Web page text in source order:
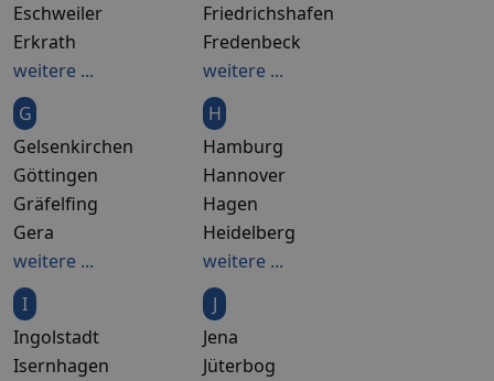
Eschweiler
Erkrath
weitere ...
Friedrichshafen
Fredenbeck
weitere ...
G
Gelsenkirchen
Göttingen
Gräfelfing
Gera
weitere ...
H
Hamburg
Hannover
Hagen
Heidelberg
weitere ...
I
Ingolstadt
Isernhagen
J
Jena
Jüterbog